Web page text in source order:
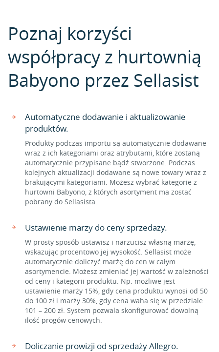
Poznaj korzyści
współpracy z hurtownią
Babyono przez Sellasist
Automatyczne dodawanie i aktualizowanie
produktów.
Produkty podczas importu są automatycznie dodawane
wraz z ich kategoriami oraz atrybutami, które zostaną
automatycznie przypisane bądź stworzone. Podczas
kolejnych aktualizacji dodawane są nowe towary wraz z
brakującymi kategoriami. Możesz wybrać kategorie z
hurtowni Babyono, z których asortyment ma zostać
pobrany do Sellasista.
Ustawienie marży do ceny sprzedaży.
W prosty sposób ustawisz i narzucisz własną marżę,
wskazując procentowo jej wysokość. Sellasist może
automatycznie doliczyć marżę do cen w całym
asortymencie. Możesz zmieniać jej wartość w zależności
od ceny i kategorii produktu. Np. możliwe jest
ustawienie marży 15%, gdy cena produktu wynosi od 50
do 100 zł i marży 30%, gdy cena waha się w przedziale
101 – 200 zł. System pozwala skonfigurować dowolną
ilość progów cenowych.
Doliczanie prowizji od sprzedaży Allegro.